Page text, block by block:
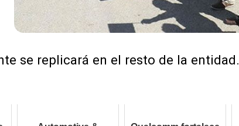
se replicará en el resto de la entidad.